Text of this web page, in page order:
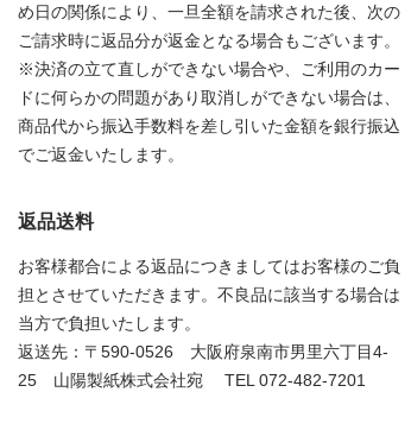
め日の関係により、一旦全額を請求された後、次の
ご請求時に返品分が返金となる場合もございます。
※決済の立て直しができない場合や、ご利用のカー
ドに何らかの問題があり取消しができない場合は、
商品代から振込手数料を差し引いた金額を銀行振込
でご返金いたします。
返品送料
お客様都合による返品につきましてはお客様のご負
担とさせていただきます。不良品に該当する場合は
当方で負担いたします。
返送先：〒590-0526 大阪府泉南市男里六丁目4-
25 山陽製紙株式会社宛 TEL 072-482-7201